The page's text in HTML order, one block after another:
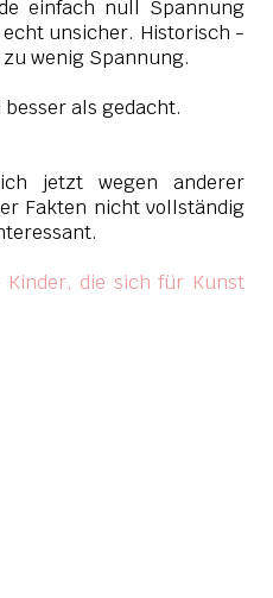
einfach null Spannung
unsicher. Historisch -
wenig Spannung.
als gedacht.
jetzt wegen anderer
Fakten nicht vollständig
- Kinder, die sich für Kunst